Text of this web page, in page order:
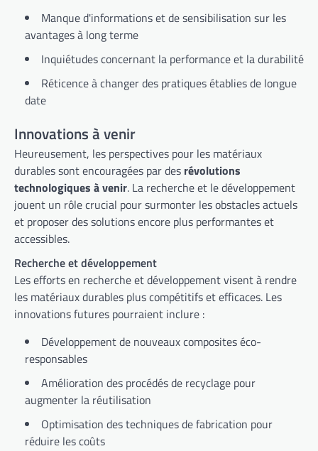
Manque d'informations et de sensibilisation sur les
avantages à long terme
Inquiétudes concernant la performance et la durabilité
Réticence à changer des pratiques établies de longue
date
Innovations à venir
Heureusement, les perspectives pour les matériaux
durables sont encouragées par des révolutions
technologiques à venir. La recherche et le développement
jouent un rôle crucial pour surmonter les obstacles actuels
et proposer des solutions encore plus performantes et
accessibles.
Recherche et développement
Les efforts en recherche et développement visent à rendre
les matériaux durables plus compétitifs et efficaces. Les
innovations futures pourraient inclure :
Développement de nouveaux composites éco-
responsables
Amélioration des procédés de recyclage pour
augmenter la réutilisation
Optimisation des techniques de fabrication pour
réduire les coûts